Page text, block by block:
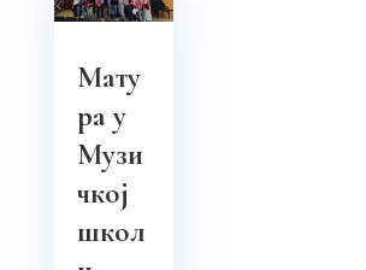
Мату
ра у
Музи
чкој
школ